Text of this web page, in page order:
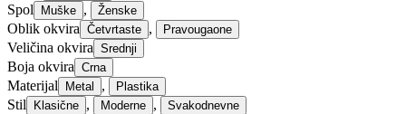
Spol Muške , Ženske
Oblik okvira Četvrtaste , Pravougaone
Veličina okvira Srednji
Boja okvira Crna
Materijal Metal , Plastika
Stil Klasične , Moderne , Svakodnevne